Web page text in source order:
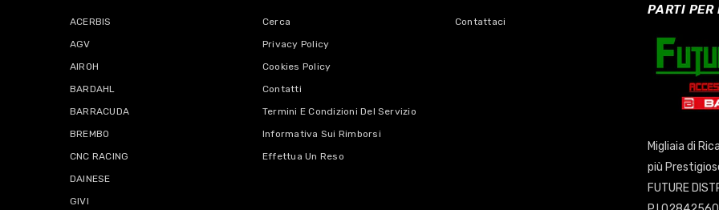
ACERBIS
AGV
AIROH
BARDAHL
BARRACUDA
BREMBO
CNC RACING
DAINESE
GIVI
Cerca
Privacy Policy
Cookies Policy
Contatti
Termini E Condizioni Del Servizio
Informativa Sui Rimborsi
Effettua Un Reso
Contattaci
PARTI PER
Migliaia di
più
FUTURE